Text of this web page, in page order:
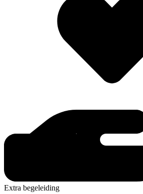
Extra begeleiding